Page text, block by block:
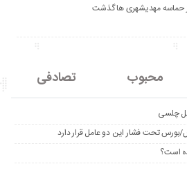
محبوب تصادفی
چلسی
تحت فشار این دو عامل قرار دارد
است؟